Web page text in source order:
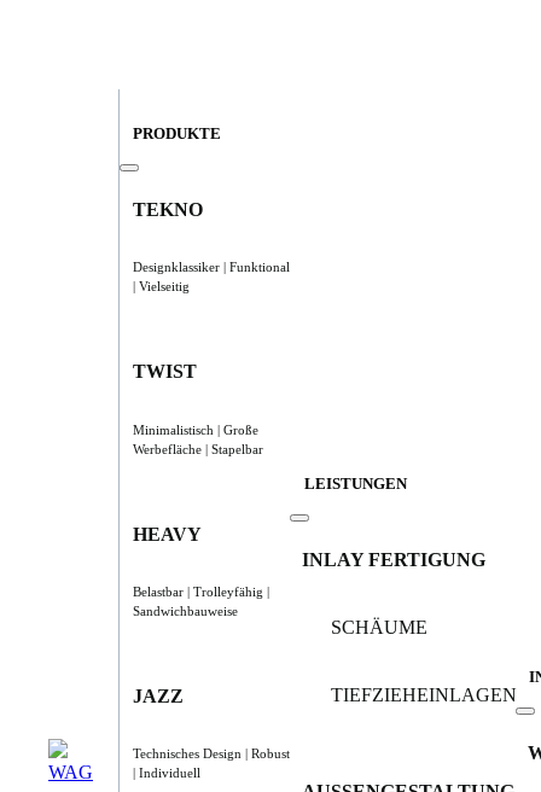
PRODUKTE
TEKNO
Designklassiker | Funktional
| Vielseitig
TWIST
Minimalistisch | Große
Werbefläche | Stapelbar
HEAVY
Belastbar | Trolleyfähig |
Sandwichbauweise
JAZZ
Technisches Design | Robust
| Individuell
LEISTUNGEN
INLAY FERTIGUNG
SCHÄUME
TIEFZIEHEINLAGEN